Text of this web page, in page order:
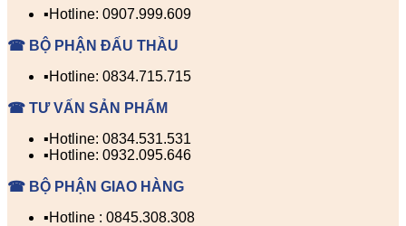
▪️Hotline: 0907.999.609
☎ BỘ PHẬN ĐẤU THẦU
▪️Hotline: 0834.715.715
☎ TƯ VẤN SẢN PHẨM
▪️Hotline: 0834.531.531
▪️Hotline: 0932.095.646
☎ BỘ PHẬN GIAO HÀNG
▪️Hotline : 0845.308.308